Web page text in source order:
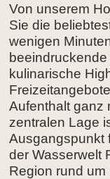
Von unserem
Sie die
wenigen
kulinarische
Aufenthalt ganz
zentralen Lage
Ausgangspunkt
der Wasserwelt
Region rund um